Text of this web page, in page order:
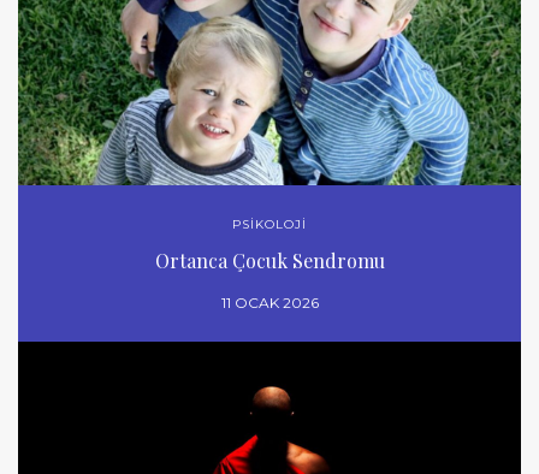
PSİKOLOJİ
Ortanca Çocuk Sendromu
11 OCAK 2026